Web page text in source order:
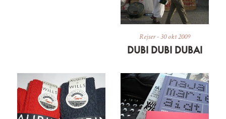
Rejser-30 okt 2009
DUBI DUBI DUBAI